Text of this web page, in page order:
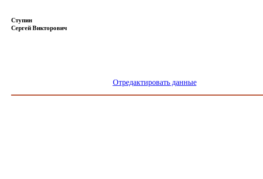
Ступин
Сергей Викторович
Отредактировать данные